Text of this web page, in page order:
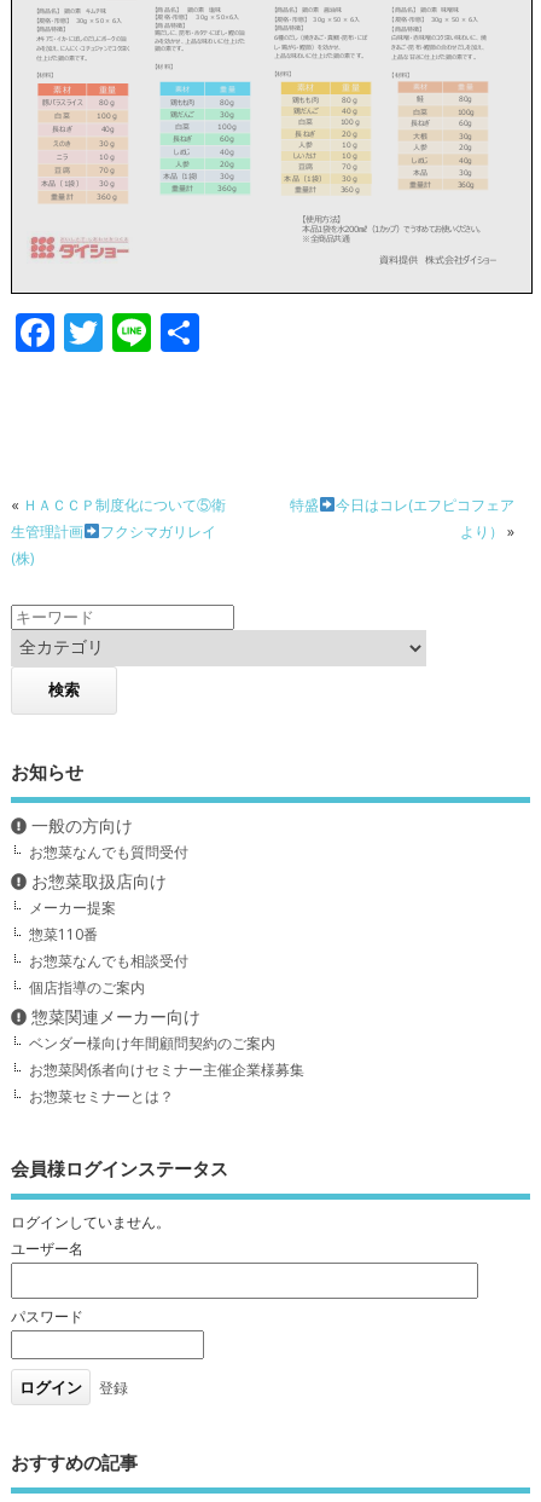
F
o
o
T Li 共
« ＨＡＣＣＰ制度化について⑤衛
生管理計画
フクシマガリレイ
(株)
特盛
今日はコレ(エフピコフェア
より） »
お知らせ
一般の方向け
お惣菜なんでも質問受付
お惣菜取扱店向け
メーカー提案
惣菜110番
お惣菜なんでも相談受付
個店指導のご案内
惣菜関連メーカー向け
ベンダー様向け年間顧問契約のご案内
お惣菜関係者向けセミナー主催企業様募集
お惣菜セミナーとは？
会員様ログインステータス
ログインしていません。
ユーザー名
パスワード
登録
おすすめの記事